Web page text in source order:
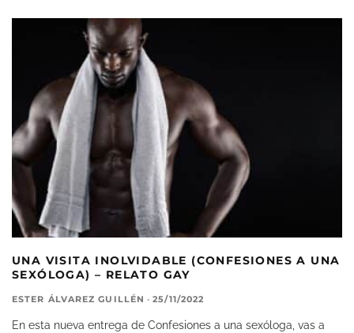
UNA VISITA INOLVIDABLE (CONFESIONES A UNA
SEXÓLOGA) – RELATO GAY
ESTER ÁLVAREZ GUILLÉN · 25/11/2022
En esta nueva entrega de Confesiones a una sexóloga, vas a